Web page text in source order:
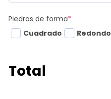
Piedras de forma*
Cuadrado
Redondo
Total